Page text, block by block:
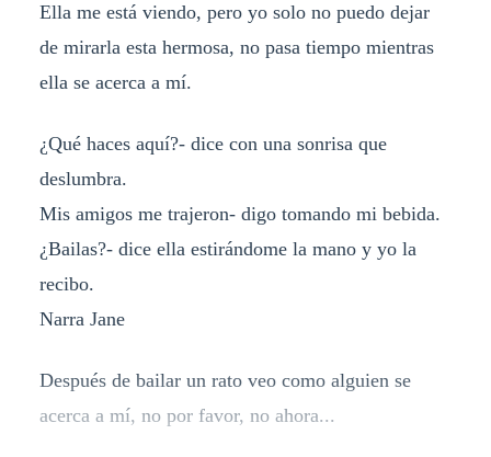
Ella me está viendo, pero yo solo no puedo dejar
de mirarla esta hermosa, no pasa tiempo mientras
ella se acerca a mí.
¿Qué haces aquí?- dice con una sonrisa que
deslumbra.
Mis amigos me trajeron- digo tomando mi bebida.
¿Bailas?- dice ella estirándome la mano y yo la
recibo.
Narra Jane
Después de bailar un rato veo como alguien se
acerca a mí, no por favor, no ahora...